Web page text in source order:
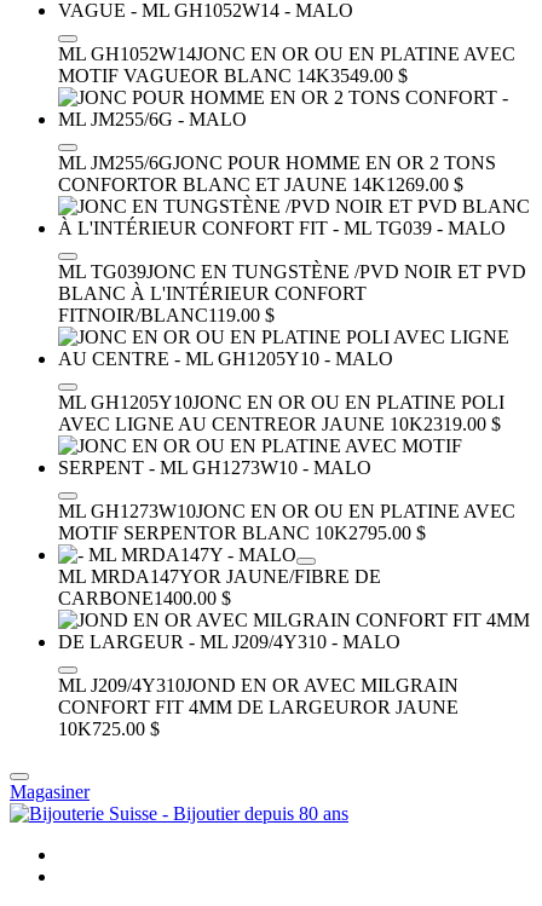
ML GH1052W14JONC EN OR OU EN PLATINE AVEC
MOTIF VAGUEOR BLANC 14K3549.00 $
ML JM255/6GJONC POUR HOMME EN OR 2 TONS
CONFORTOR BLANC ET JAUNE 14K1269.00 $
ML TG039JONC EN TUNGSTÈNE /PVD NOIR ET PVD
BLANC À L'INTÉRIEUR CONFORT
FITNOIR/BLANC119.00 $
ML GH1205Y10JONC EN OR OU EN PLATINE POLI
AVEC LIGNE AU CENTREOR JAUNE 10K2319.00 $
ML GH1273W10JONC EN OR OU EN PLATINE AVEC
MOTIF SERPENTOR BLANC 10K2795.00 $
ML MRDA147YOR JAUNE/FIBRE DE
CARBONE1400.00 $
ML J209/4Y310JOND EN OR AVEC MILGRAIN
CONFORT FIT 4MM DE LARGEUROR JAUNE
10K725.00 $
Magasiner